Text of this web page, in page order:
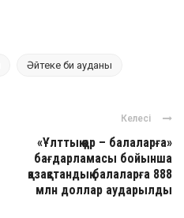
Әйтеке би ауданы
Келесі
«Ұлттық қор – балаларға»
бағдарламасы бойынша
қазақстандық балаларға 888
млн доллар аударылды